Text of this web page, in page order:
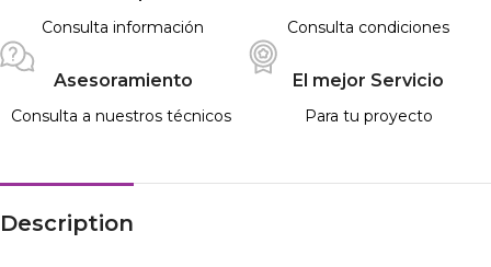
Consulta información Consulta condiciones
Asesoramiento
Consulta a nuestros técnicos
El mejor Servicio
Para tu proyecto
Description